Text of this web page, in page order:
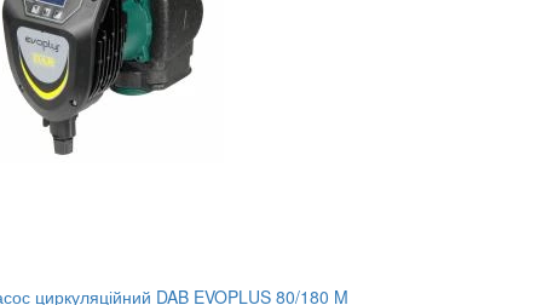
циркуляційний DAB EVOPLUS 80/180 M